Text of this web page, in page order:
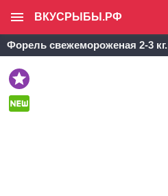
ВКУСРЫБЫ.РФ
Форель свежемороженая 2-3 кг.